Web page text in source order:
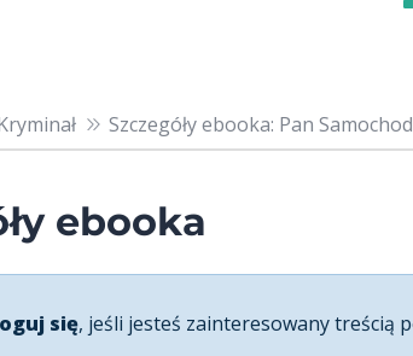
Szczegóły ebooka: Pan
ebooka
się, jeśli jesteś zainteresowany treścią